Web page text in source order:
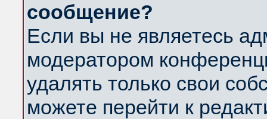
сообщение?
Если вы не являетесь
модератором
удалять только свои
можете перейти к